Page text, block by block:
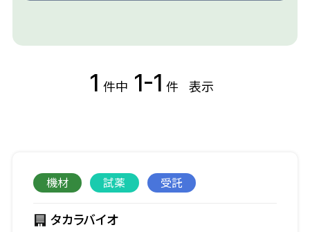
1 件中 1-1 件 表示
機材 試薬 受託
タカラバイオ